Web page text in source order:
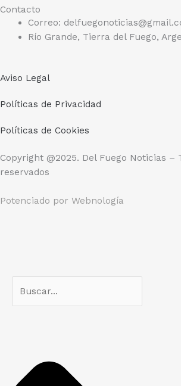
Contacto
Correo:
Río Grande, Tierra del Fuego,
Aviso Legal
Políticas de Privacidad
Políticas de Cookies
Copyright @2025. Del Fuego Noticias –
reservados
Potenciado por Webnología